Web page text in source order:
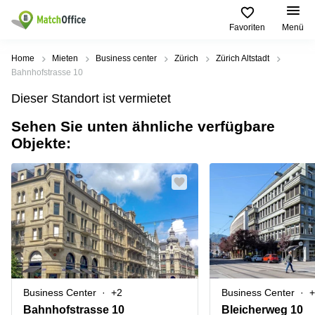
Favoriten Menü
Mieten / Vermieten
Produktseiten
Büro
Business
Coworking
Virtuelle
Büros
Besprechungsräume
Beliebte
Städte
Coworking
Zürich
Coworking
Zug
Coworking
Basel
Coworking
Luzern
Coworking
Lugano
Beliebte
Suchanfragen
Leutschenbachstrasse
95 Zürich
Bahnhofplatz
1 Zürich
Bahnhofstrasse
10 Zürich
Bahnhofstrasse
100 Zürich
Europaallee
41 Zürich
Hilfe
Über uns
Büro vermieten
Preis
Anmelden
Sprache wählen
French
Home Mieten Business center Zürich
Zürich Altstadt
Bahnhofstrasse 10
Dieser Standort ist vermietet
Sehen Sie unten ähnliche verfügbare
Objekte:
Business Center +2
Bahnhofstrasse 10
Business Center
Bleicherweg 10